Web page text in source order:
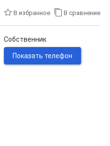
В избранное В сравнение
Собственник
Показать телефон